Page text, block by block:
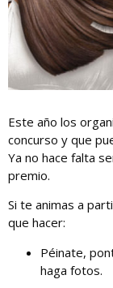
Este año los
concurso y que
Ya no hace falta
premio.
Si te animas a
que hacer:
Péinate,
haga fotos.